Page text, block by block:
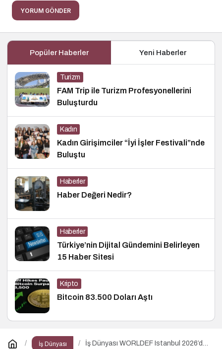
YORUM GÖNDER
Popüler Haberler Yeni Haberler
Turizm
FAM Trip ile Turizm Profesyonellerini
Buluşturdu
Kadın
Kadın Girişimciler “İyi İşler Festivali”nde
Buluştu
Haberler
Haber Değeri Nedir?
Haberler
Türkiye’nin Dijital Gündemini Belirleyen
15 Haber Sitesi
Kripto
Bitcoin 83.500 Doları Aştı
İş Dünyası
İş Dünyası WORLDEF Istanbul 2026’da